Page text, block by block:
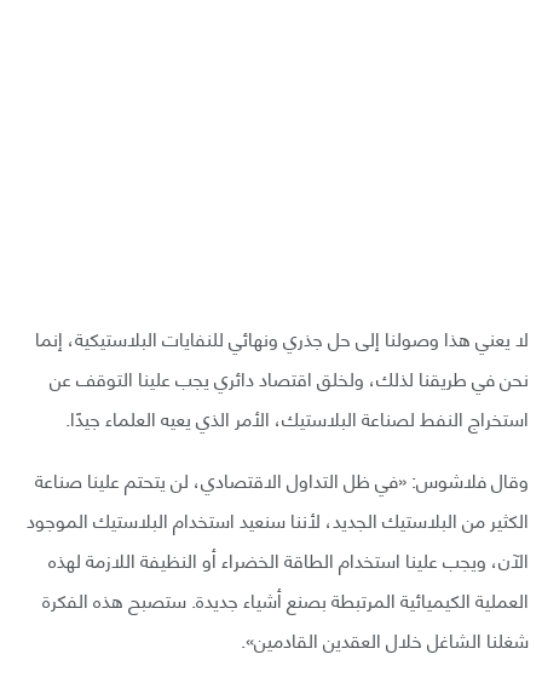
لا يعني هذا وصولنا إلى حل جذري ونهائي للنفايات البلاستيكية، إنما
نحن في طريقنا لذلك، ولخلق اقتصاد دائري يجب علينا التوقف عن
استخراج النفط لصناعة البلاستيك، الأمر الذي يعيه العلماء جيدًا.
وقال فلاشوس: «في ظل التداول الاقتصادي، لن يتحتم علينا صناعة
الكثير من البلاستيك الجديد، لأننا سنعيد استخدام البلاستيك الموجود
الآن، ويجب علينا استخدام الطاقة الخضراء أو النظيفة اللازمة لهذه
العملية الكيميائية المرتبطة بصنع أشياء جديدة. ستصبح هذه الفكرة
شغلنا الشاغل خلال العقدين القادمين».